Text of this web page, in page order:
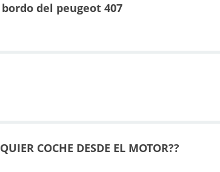
del peugeot 407
COCHE DESDE EL MOTOR??